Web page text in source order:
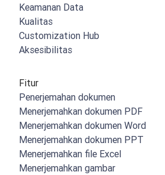
Keamanan Data
Kualitas
Customization Hub
Aksesibilitas
Fitur
Penerjemahan dokumen
Menerjemahkan dokumen PDF
Menerjemahkan dokumen Word
Menerjemahkan dokumen PPT
Menerjemahkan file Excel
Menerjemahkan gambar